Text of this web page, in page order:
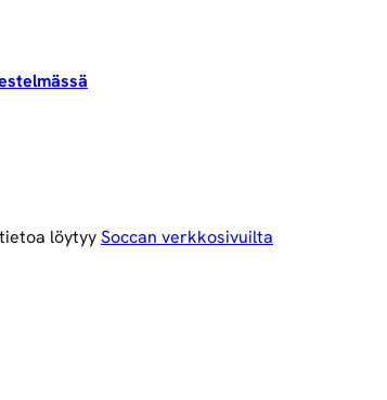
löytyySoccan verkkosivuilta